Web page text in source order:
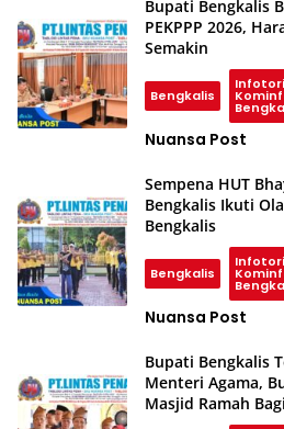
Bupati Bengkalis
PEKPPP 2026,
Semakin
Bengkalis
Nuansa Post
Sempena HUT
Bengkalis Ikuti
Bengkalis
Bengkalis
Nuansa Post
Bupati Bengkalis
Menteri Agama,
Masjid Ramah